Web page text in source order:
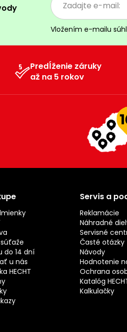
Vložením e-mailu
Predĺženie záruky
až na 5 rokov
do 14 dní
u nás
HECHT
Servis a
Reklamácie
Náhradné
Servisné
Časté otázky
Návody
Hodnotenie
Ochrana
Katalóg
Kalkulačky